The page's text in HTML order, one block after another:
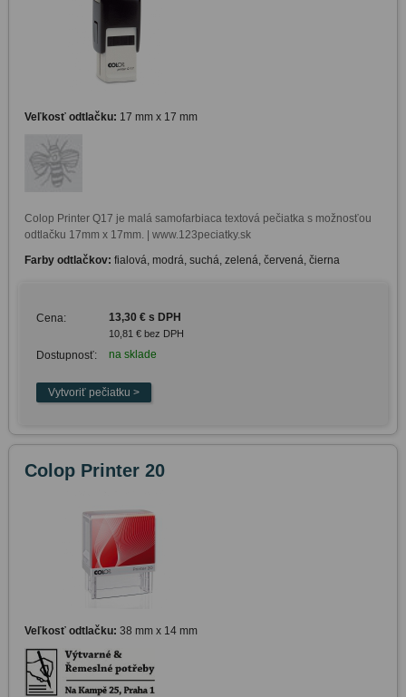
Veľkosť odtlačku: 17 mm x 17 mm
Colop Printer Q17 je malá samofarbiaca textová pečiatka s možnosťou
odtlačku 17mm x 17mm. | www.123peciatky.sk
Farby odtlačkov: fialová, modrá, suchá, zelená, červená, čierna
Cena: 13,30 € s DPH
10,81 € bez DPH
Dostupnosť: na sklade
Colop Printer 20
Veľkosť odtlačku: 38 mm x 14 mm